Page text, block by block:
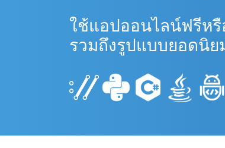
ใช้แอปออนไลน์ฟรีหรื
รวมถึงรูปแบบยอดนิ